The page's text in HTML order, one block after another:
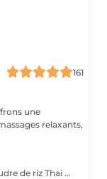
161
une
relaxants,
Gommage hydra-exfoliant au choix : à la poudre de riz Thai - a la poudre de coco ou cranberry